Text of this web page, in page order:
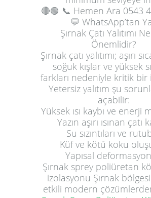
🔴🟢 📞 Hemen Ara 0543
💬 WhatsApp’tan
Şırnak Çatı Yalıtımı
Önemlidir?
Şırnak çatı yalıtımı; aşırı
soğuk kışlar ve yüksek
farkları nedeniyle kritik bir
Yetersiz yalıtım şu
açabilir:
Yüksek ısı kaybı ve enerji
Yazın aşırı ısınan çatı
Su sızıntıları ve
Küf ve kötü koku
Yapısal
Şırnak sprey poliüretan
izolasyonu Şırnak
etkili modern